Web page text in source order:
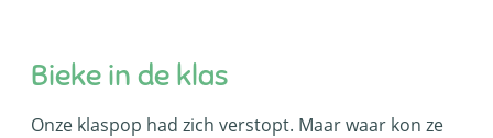
Bieke in de klas
Onze klaspop had zich verstopt. Maar waar kon ze